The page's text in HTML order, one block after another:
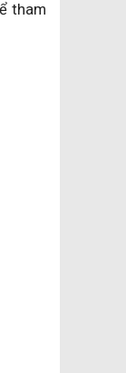
tham